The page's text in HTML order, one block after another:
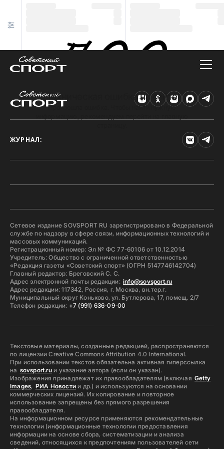
Техническая ошибка на сайте
Произошла ошибка. Чтобы найти нужную
ЖУРНАЛ:
Сетевое издание SOVSPORT RU зарегистрировано в Федеральной
службе по надзору в сфере связи, информационных технологий и
массовых коммуникаций.
Регистрационный номер: Эл № ФС 77-60106 от 10.12.2014
Учредитель: Общество с ограниченной ответственностью
«Редакция газеты «Советский спорт» (ОГРН 5147746142704)
Главный редактор: Бреговский С. С.
Адрес электронной почты редакции: info@sovsport.ru
Адрес редакции: 117342, Россия, г. Москва, вн.тер.г.
Муниципальный округ Коньково, ул. Бутлерова, 17, помещ. 2/7
Телефон редакции: +7 (991) 636-09-00
Текстовые материалы, созданные редакцией, распространяются
по лицензии Creative Commons Attribution 4.0 International.
При использовании текстов обязательна активная гиперссылка
на sovsport.ruи указание автора (если он указан).
Изображения принадлежат их правообладателям (включая Getty
Images, РИА Новостии др.) и используются на основании
коммерческих лицензий. Их копирование и повторное
использование запрещены без прямого разрешения
правообладателя.
На информационном ресурсе применяются рекомендательные
технологии (информационные технологии предоставления
информации на основе сбора, систематизации и анализа
сведений, относящихся к предпочтениям пользователей сети